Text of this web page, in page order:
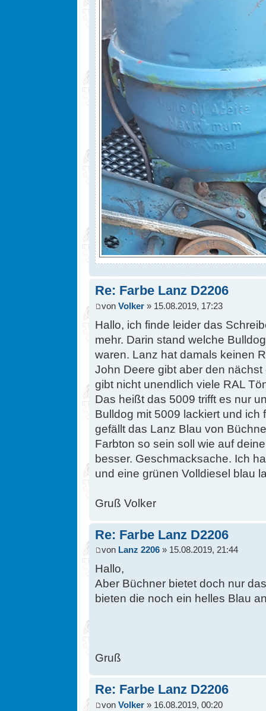
Re: Farbe Lanz D2206
von Volker » 15.08.2019, 17:23
Hallo, ich finde leider das
mehr. Darin stand welche
waren. Lanz hat damals keinen
John Deere gibt aber den
gibt nicht unendlich viele RAL
Das heißt das 5009 trifft es nur
Bulldog mit 5009 lackiert und
gefällt das Lanz Blau von
Farbton so sein soll wie auf
besser. Geschmacksache. Ich
und eine grünen Volldiesel blau
Gruß Volker
Re: Farbe Lanz D2206
von Lanz 2206 » 15.08.2019, 21:44
Hallo,
Aber Büchner bietet doch nur
bieten die noch ein helles Blau
Gruß
Re: Farbe Lanz D2206
von Volker » 16.08.2019, 00:20